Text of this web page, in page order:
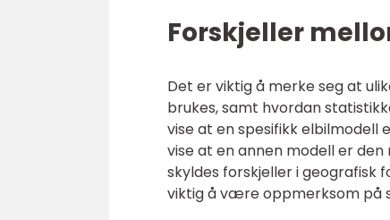
Forskjeller
Det er viktig å merke seg at
brukes, samt hvordan
vise at en spesifikk elbilmodell
vise at en annen modell er
skyldes forskjeller i geografisk
viktig å være oppmerksom på